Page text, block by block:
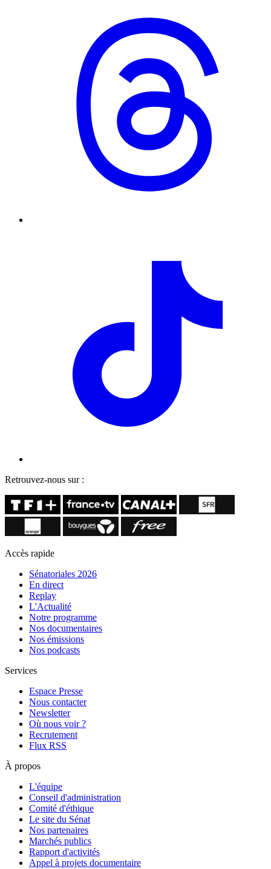
Retrouvez-nous sur :
Accès rapide
Sénatoriales 2026
En direct
Replay
L'Actualité
Notre programme
Nos documentaires
Nos émissions
Nos podcasts
Services
Espace Presse
Nous contacter
Newsletter
Où nous voir ?
Recrutement
Flux RSS
À propos
L'équipe
Conseil d'administration
Comité d'éthique
Le site du Sénat
Nos partenaires
Marchés publics
Rapport d'activités
Appel à projets documentaire